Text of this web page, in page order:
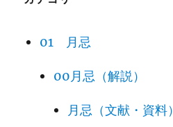
01 月忌
00月忌（解説）
月忌（文献・資料）